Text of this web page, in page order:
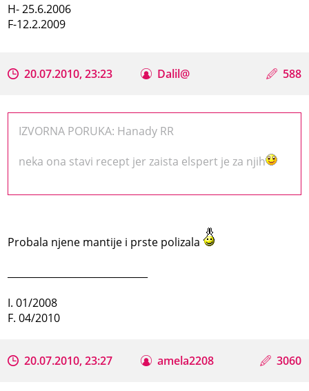
H- 25.6.2006
F-12.2.2009
20.07.2010, 23:23 Dalil@ 588
IZVORNA PORUKA: Hanady RR
neka ona stavi recept jer zaista elspert je za njih
Probala njene mantije i prste polizala
I. 01/2008
F. 04/2010
20.07.2010, 23:27 amela2208 3060